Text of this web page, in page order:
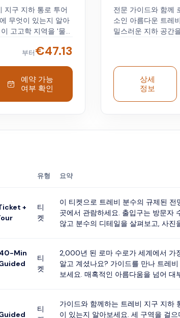
지구 지하 통로 투어
무엇이 있는지 알아
고고학 지역을 '물의
하기 전에 바로크 양
쿠스 카프라리우스
해 이야기할 것입니
곳을 확인해보세요.
를 운반하기 위한 특
파테이아 (spatheia)
부터€47.13
예약 가능
여부 확인
전문 가이드와 함께
소인 아름다운 트레
밀스러운 지하 공간을 방
수 중 하나인 베르
하면 동전을 던져 소원을
겨진 부분이자 '물의
로 '비쿠스 카프라리
으로 나가 로톤다 광
상세
정보
유형 요약
+
티
켓
이 티켓으로 트레비 분수의 규제된
곳에서 관람하세요. 출입구는 방문자
않고 분수의 디테일을 살펴보고, 사진
Min
티
켓
2,000년 된 로마 수로가 세계에서 가
알고 계셨나요? 가이드를 만나 트레
보세요. 매혹적인 아름다움을 넘어 대
티
가이드와 함께하는 트레비 지구 지하
이 있는지 알아보세요. 세 구역을 걸